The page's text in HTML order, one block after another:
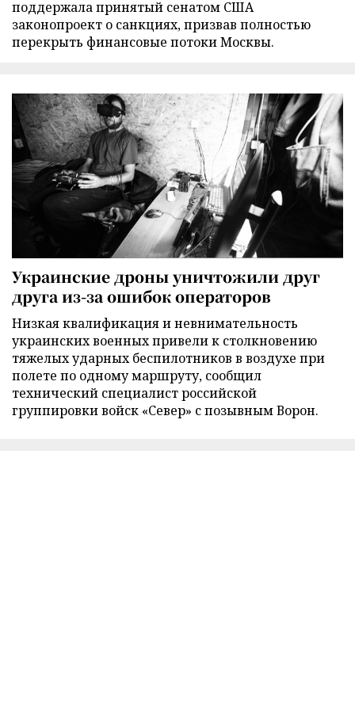
поддержала принятый сенатом США
законопроект о санкциях, призвав полностью
перекрыть финансовые потоки Москвы.
Украинские дроны уничтожили друг
друга из-за ошибок операторов
Низкая квалификация и невнимательность
украинских военных привели к столкновению
тяжелых ударных беспилотников в воздухе при
полете по одному маршруту, сообщил
технический специалист российской
группировки войск «Север» с позывным Ворон.